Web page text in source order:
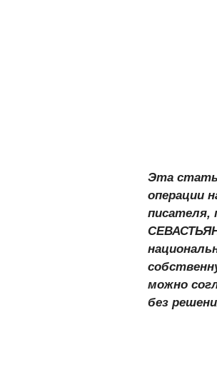
Эта
операции
писателя,
можно
без